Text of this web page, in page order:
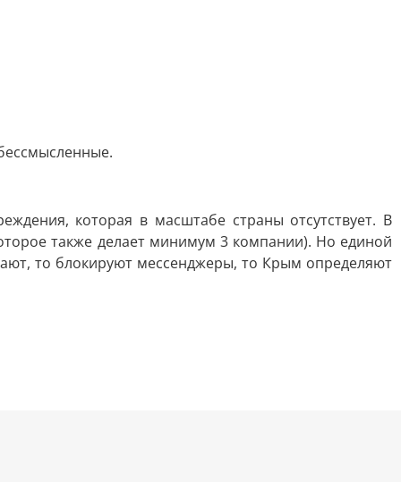
которая в масштабе страны отсутствует. В
также делает минимум 3 компании). Но единой
то блокируют мессенджеры, то Крым определяют